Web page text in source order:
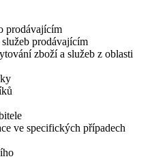
prodávajícím
prodávajícím
zboží a služeb z oblasti
ve specifických případech